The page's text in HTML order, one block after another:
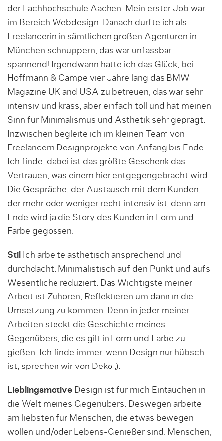
der Fachhochschule Aachen. Mein erster Job war
im Bereich Webdesign. Danach durfte ich als
Freelancerin in sämtlichen großen Agenturen in
München schnuppern, das war unfassbar
spannend! Irgendwann hatte ich das Glück, bei
Hoffmann & Campe vier Jahre lang das BMW
Magazine UK and USA zu betreuen, das war sehr
intensiv und krass, aber einfach toll und hat meinen
Sinn für Minimalismus und Ästhetik sehr geprägt.
Inzwischen begleite ich im kleinen Team von
Freelancern Designprojekte von Anfang bis Ende.
Ich finde, dabei ist das größte Geschenk das
Vertrauen, was einem hier entgegengebracht wird.
Die Gespräche, der Austausch mit dem Kunden,
der mehr oder weniger recht intensiv ist, denn am
Ende wird ja die Story des Kunden in Form und
Farbe gegossen.
Stil
Ich arbeite ästhetisch ansprechend und
durchdacht. Minimalistisch auf den Punkt und aufs
Wesentliche reduziert. Das Wichtigste meiner
Arbeit ist Zuhören, Reflektieren um dann in die
Umsetzung zu kommen. Denn in jeder meiner
Arbeiten steckt die Geschichte meines
Gegenübers, die es gilt in Form und Farbe zu
gießen. Ich finde immer, wenn Design nur hübsch
ist, sprechen wir von Deko ;).
Lieblingsmotive Design ist für mich Eintauchen in
die Welt meines Gegenübers. Deswegen arbeite
am liebsten für Menschen, die etwas bewegen
wollen und/oder Lebens-Genießer sind. Menschen,